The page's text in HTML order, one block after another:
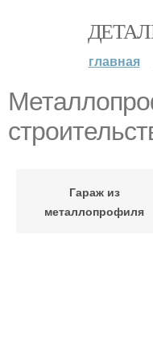
главная
Гараж из
металлопрофиля